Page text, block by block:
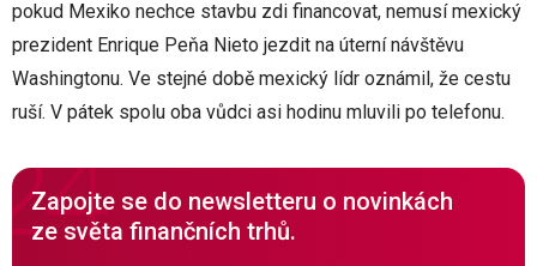
pokud Mexiko nechce stavbu zdi financovat, nemusí mexický
prezident Enrique Peňa Nieto jezdit na úterní návštěvu
Washingtonu. Ve stejné době mexický lídr oznámil, že cestu
ruší. V pátek spolu oba vůdci asi hodinu mluvili po telefonu.
Zapojte se do newsletteru o novinkách
ze světa finančních trhů.